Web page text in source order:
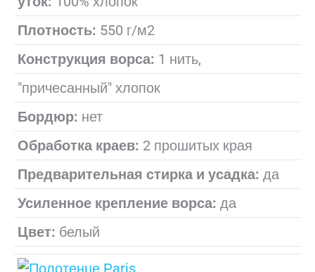
Плотность: 550 г/м2
Конструкция ворса: 1 нить,
"причесанный" хлопок
Бордюр: нет
Обработка краев: 2 прошитых края
Предварительная стирка и усадка: да
Усиленное крепление ворса: да
Цвет: белый